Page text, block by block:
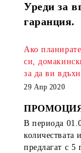
Уреди за
гаранция.
Ако
си,
за да ви
29 Апр 2020
ПРОМОЦИЯ
В периода
количествата
предлагат с 5